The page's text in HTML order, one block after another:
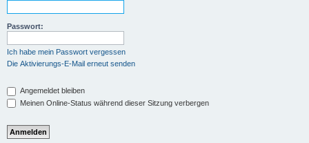
Passwort:
Ich habe mein Passwort vergessen
Die Aktivierungs-E-Mail erneut senden
Angemeldet bleiben
Meinen Online-Status während dieser Sitzung verbergen